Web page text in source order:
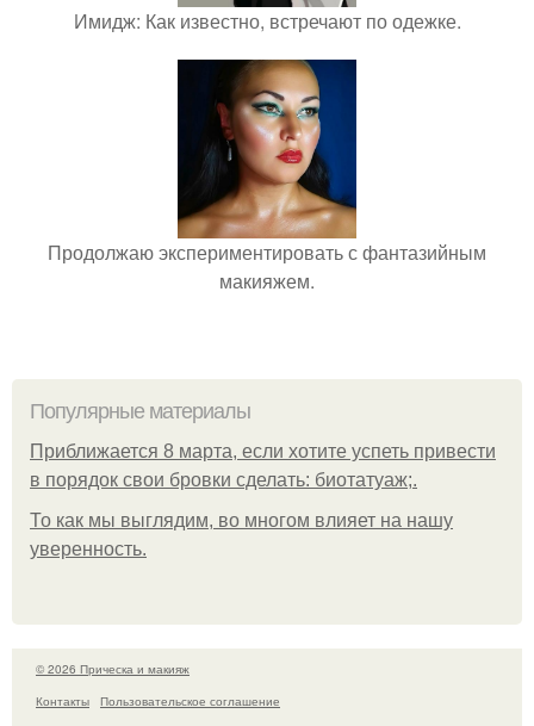
Имидж: Как известно, встречают по одежке.
Продолжаю экспериментировать с фантазийным
макияжем.
Популярные материалы
Приближается 8 марта, если хотите успеть привести
в порядок свои бровки сделать: биотатуаж;.
То как мы выглядим, во многом влияет на нашу
уверенность.
© 2026 Прическа и макияж
Контакты
Пользовательское соглашение